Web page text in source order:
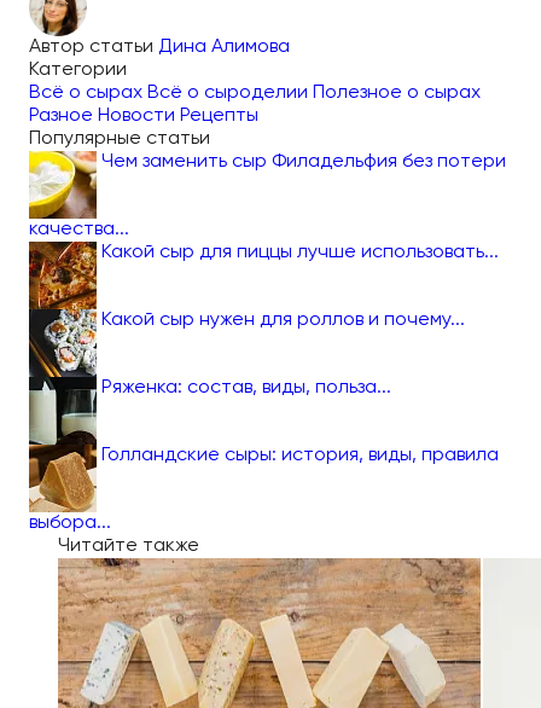
Автор статьи Дина Алимова
Категории
Всё о сырах Всё о сыроделии
Полезное о сырах
Разное Новости Рецепты
Популярные статьи
Чем заменить сыр Филадельфия без потери
качества...
Какой сыр для пиццы лучше использовать...
Какой сыр нужен для роллов и почему...
Ряженка: состав, виды, польза...
Голландские сыры: история, виды, правила
выбора...
Читайте также